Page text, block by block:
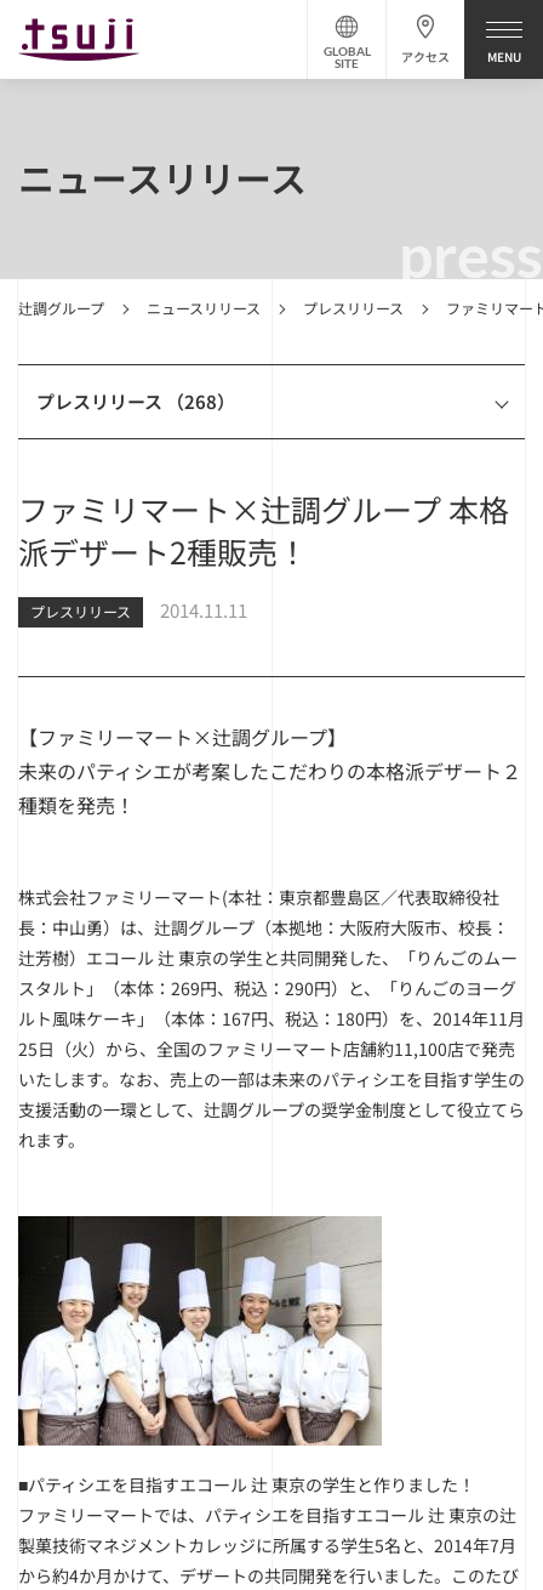
アクセス
GLOBAL
SITE
press
辻調グループ ニュースリリース プレスリリース ファミリマー
ニュースリリース
プレスリリース （268）
ファミリマート×辻調グループ 本格
派デザート2種販売！
プレスリリース 2014.11.11
【ファミリーマート×辻調グループ】
未来のパティシエが考案したこだわりの本格派デザート２
種類を発売！
株式会社ファミリーマート(本社：東京都豊島区／代表取締役社
長：中山勇）は、辻調グループ（本拠地：大阪府大阪市、校長：
辻芳樹）エコール 辻 東京の学生と共同開発した、「りんごのムー
スタルト」（本体：269円、税込：290円）と、「りんごのヨーグ
ルト風味ケーキ」（本体：167円、税込：180円）を、2014年11月
25日（火）から、全国のファミリーマート店舗約11,100店で発売
いたします。なお、売上の一部は未来のパティシエを目指す学生の
支援活動の一環として、辻調グループの奨学金制度として役立てら
れます。
■パティシエを目指すエコール 辻 東京の学生と作りました！
ファミリーマートでは、パティシエを目指すエコール 辻 東京の辻
製菓技術マネジメントカレッジに所属する学生5名と、2014年7月
から約4か月かけて、デザートの共同開発を行いました。このたび